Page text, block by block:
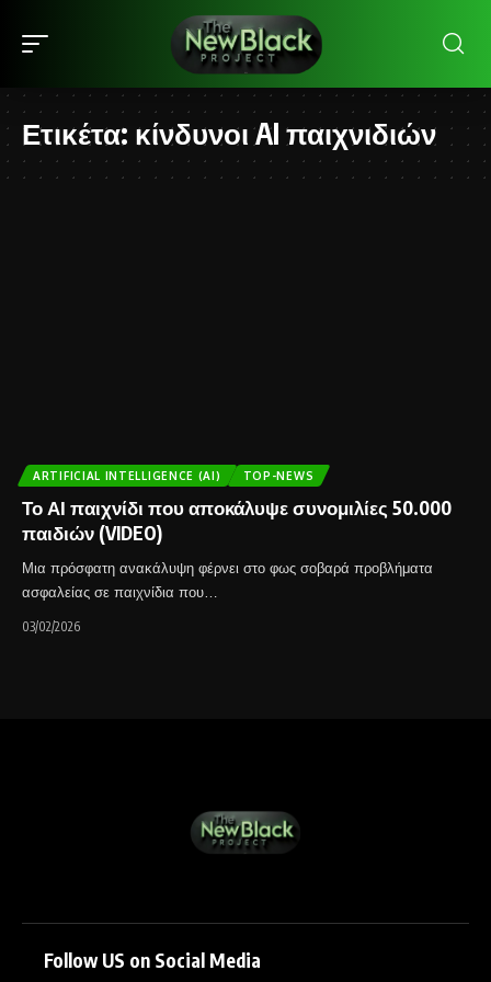
Ετικέτα: κίνδυνοι AI παιχνιδιών
ARTIFICIAL INTELLIGENCE (AI) TOP-NEWS
Το ΑΙ παιχνίδι που αποκάλυψε συνομιλίες 50.000
παιδιών (VIDEO)
Μια πρόσφατη ανακάλυψη φέρνει στο φως σοβαρά προβλήματα
ασφαλείας σε παιχνίδια που…
03/02/2026
Follow US on Social Media